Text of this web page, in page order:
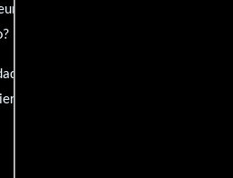
¿Qué te ha inspirado de su
de admiradores y amantes del
forma de contenido inapropiado